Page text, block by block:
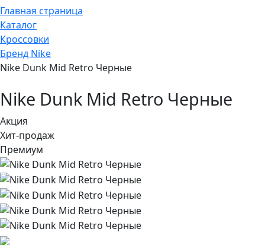
Главная страница
Каталог
Кроссовки
Бренд Nike
Nike Dunk Mid Retro Черные
Nike Dunk Mid Retro Черные
Акция
Хит-продаж
Премиум